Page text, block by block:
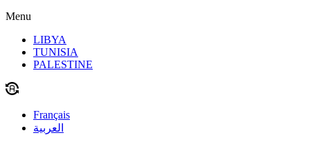
Menu
LIBYA
TUNISIA
PALESTINE
Français
العربية